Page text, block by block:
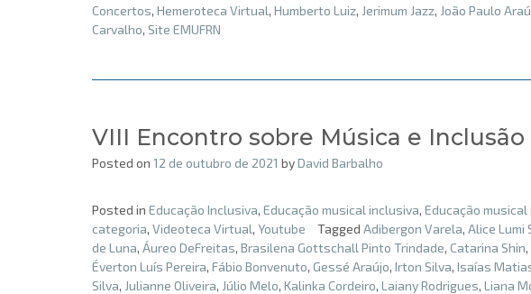
Concertos, Hemeroteca Virtual, Humberto Luiz, Jerimum Jazz, João Paulo
Carvalho, Site EMUFRN
VIII Encontro sobre Música e
Posted on 12 de outubro de 2021 byDavid Barbalho
Posted in Educação Inclusiva, Educação musical inclusiva, Educação
categoria, Videoteca Virtual, Youtube Tagged Adibergon Varela, Alice Lumi
de Luna, Áureo DeFreitas, Brasilena Gottschall Pinto Trindade, Catarina Shin,
Éverton Luís Pereira, Fábio Bonvenuto, Gessé Araújo, Irton Silva, Isaías
Silva, Julianne Oliveira, Júlio Melo, Kalinka Cordeiro, Laiany Rodrigues, Liana